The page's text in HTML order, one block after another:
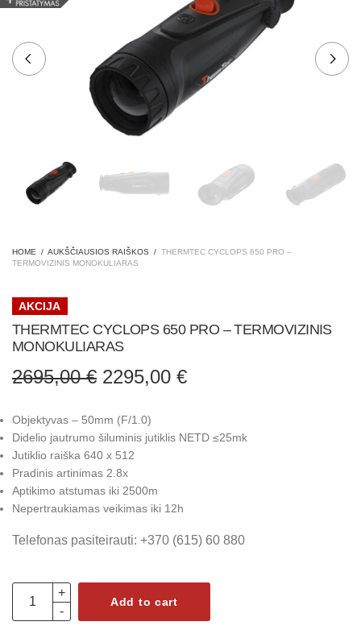
HOME / AUKŠČIAUSIOS RAIŠKOS / THERMTEC CYCLOPS 650 PRO –
TERMOVIZINIS MONOKULIARAS
AKCIJA
THERMTEC CYCLOPS 650 PRO – TERMOVIZINIS
MONOKULIARAS
2695,00€ Original
2695,00 €.
2295,00€Current
Objektyvas – 50mm (F/1.0)
Didelio jautrumo šiluminis jutiklis NETD ≤25mk
Jutiklio raiška 640 x 512
Pradinis artinimas 2.8x
Aptikimo atstumas iki 2500m
Nepertraukiamas veikimas iki 12h
Telefonas pasiteirauti: +370 (615) 60 880
Add to cart